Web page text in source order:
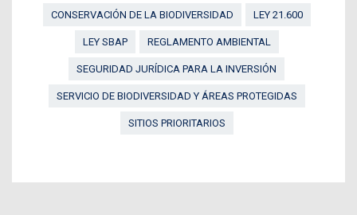
CONSERVACIÓN DE LA BIODIVERSIDAD LEY 21.600
LEY SBAP REGLAMENTO AMBIENTAL
SEGURIDAD JURÍDICA PARA LA INVERSIÓN
SERVICIO DE BIODIVERSIDAD Y ÁREAS PROTEGIDAS
SITIOS PRIORITARIOS